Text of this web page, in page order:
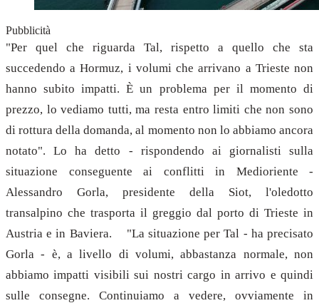
Pubblicità
"Per quel che riguarda Tal, rispetto a quello che sta
succedendo a Hormuz, i volumi che arrivano a Trieste non
hanno subito impatti. È un problema per il momento di
prezzo, lo vediamo tutti, ma resta entro limiti che non sono
di rottura della domanda, al momento non lo abbiamo ancora
notato". Lo ha detto - rispondendo ai giornalisti sulla
situazione conseguente ai conflitti in Medioriente -
Alessandro Gorla, presidente della Siot, l'oledotto
transalpino che trasporta il greggio dal porto di Trieste in
Austria e in Baviera. "La situazione per Tal - ha precisato
Gorla - è, a livello di volumi, abbastanza normale, non
abbiamo impatti visibili sui nostri cargo in arrivo e quindi
sulle consegne. Continuiamo a vedere, ovviamente in